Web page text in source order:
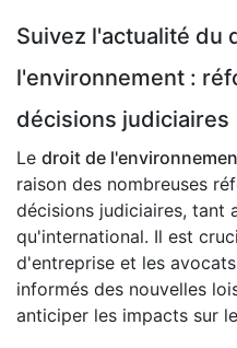
Suivez l'actualité du
l'environnement :
décisions judiciaires
Le droit de
raison des nombreuses
décisions judiciaires, tant
qu'international. Il est
d'entreprise et les
informés des nouvelles
anticiper les impacts sur